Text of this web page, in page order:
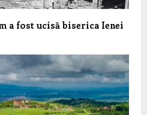
a fost ucisă biserica Ienei